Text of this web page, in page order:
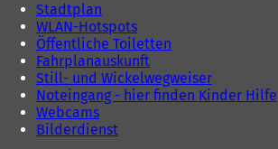
Stadtplan
WLAN-Hotspots
Öffentliche Toiletten
Fahrplanauskunft
Still- und Wickelwegweiser
Noteingang - hier finden Kinder Hilfe
Webcams
Bilderdienst